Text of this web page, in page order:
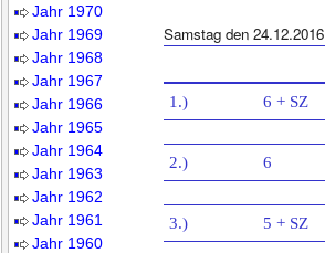
Jahr 1970
Jahr 1969
Jahr 1968
Jahr 1967
Jahr 1966
Jahr 1965
Jahr 1964
Jahr 1963
Jahr 1962
Jahr 1961
Jahr 1960
Samstag den 24.12.2016
1.) 6 + SZ
2.) 6
3.) 5 + SZ